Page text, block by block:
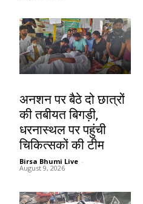
अनशन पर बैठे दो छात्रों
की तबीयत बिगड़ी,
धरनास्थल पर पहुंची
चिकित्सकों की टीम
Birsa Bhumi Live -
August 9, 2026